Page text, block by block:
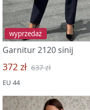
wyprzedaż
Garnitur 2120 sinij
372 zł 637 zł
EU 44